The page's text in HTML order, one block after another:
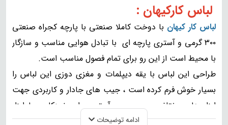
لباس کارکیهان :
لباس کار کیهان با دوخت کاملا صنعتی با پارچه کجراه صنعتی
۳۰۰ گرمی و آستری پارچه ای با تبادل هوایی مناسب و سازگار
با محیط است از این رو برای تمام فصول مناسب است.
طراحی این لباس با یقه دیپلمات و مغزی دوزی این لباس را
بسیار خوش فرم کرده است ، جیب های جادار و کاربردی جهت
ابزار های مختلف ، جیب روی آستین برای خودکار و یا ابزار
مناسب است، جیب های بالا زیپ دار جهت محافظت از ابزار
ادامه توضیحات